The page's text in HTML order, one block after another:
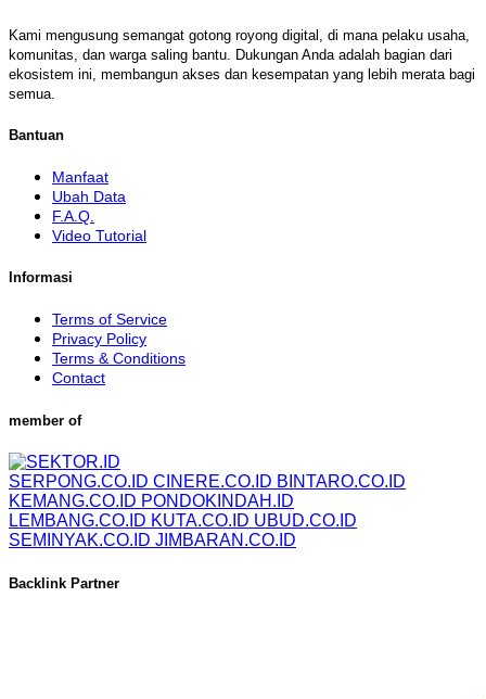
Kami mengusung semangat gotong royong digital, di mana pelaku usaha,
komunitas, dan warga saling bantu. Dukungan Anda adalah bagian dari
ekosistem ini, membangun akses dan kesempatan yang lebih merata bagi
semua.
Bantuan
Manfaat
Ubah Data
F.A.Q.
Video Tutorial
Informasi
Terms of Service
Privacy Policy
Terms & Conditions
Contact
member of
SERPONG.CO.ID CINERE.CO.ID BINTARO.CO.ID
KEMANG.CO.ID PONDOKINDAH.ID
LEMBANG.CO.ID KUTA.CO.ID UBUD.CO.ID
SEMINYAK.CO.ID JIMBARAN.CO.ID
Backlink Partner